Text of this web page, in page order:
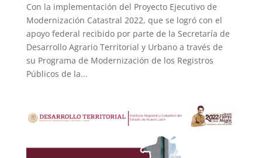
Con la implementación del Proyecto Ejecutivo de
Modernización Catastral 2022, que se logró con el
apoyo federal recibido por parte de la Secretaría de
Desarrollo Agrario Territorial y Urbano a través de
su Programa de Modernización de los Registros
Públicos de la...